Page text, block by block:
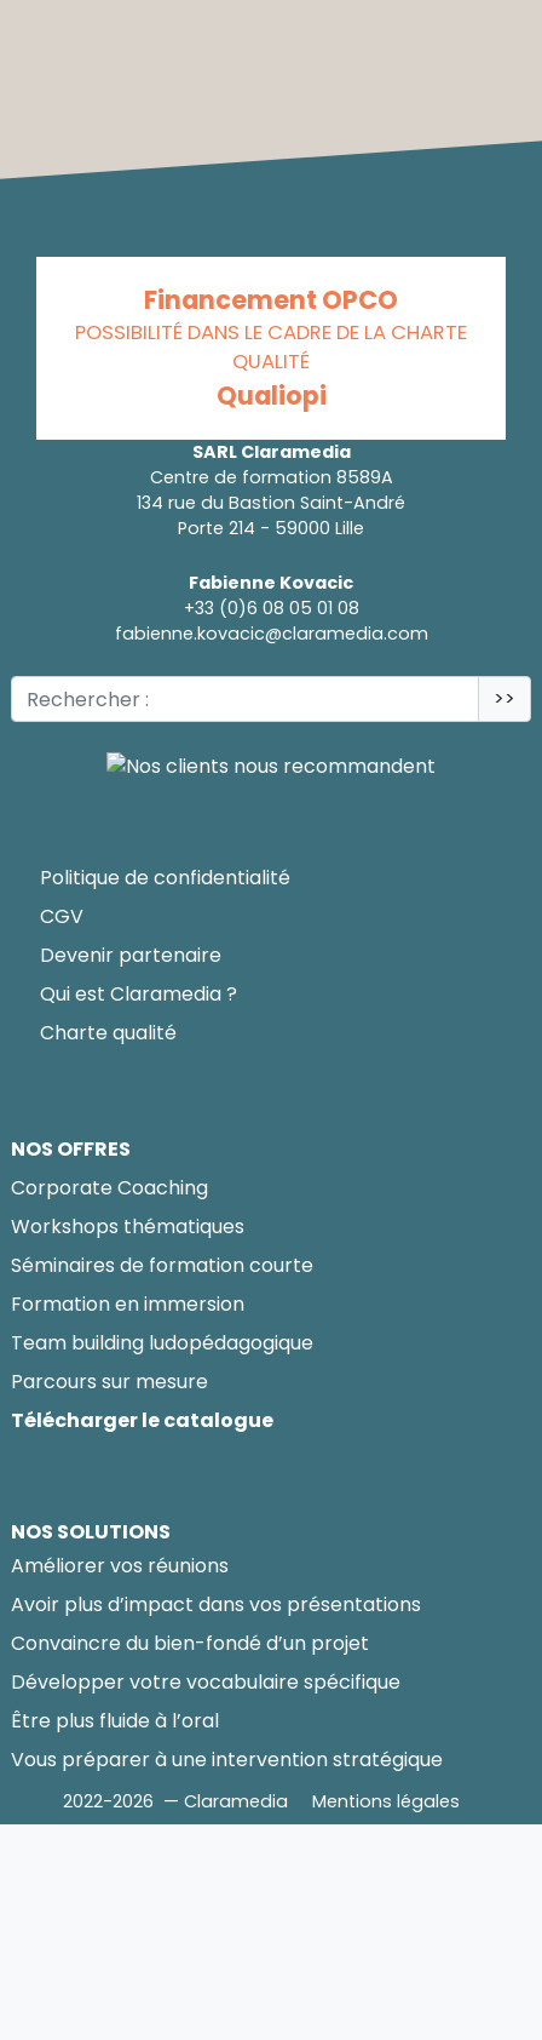
Financement OPCO
POSSIBILITÉ DANS LE CADRE DE LA CHARTE
QUALITÉ
Qualiopi
SARL Claramedia
Centre de formation 8589A
134 rue du Bastion Saint-André
Porte 214 - 59000 Lille
Fabienne Kovacic
+33 (0)6 08 05 01 08
fabienne.kovacic@claramedia.com
>>
Politique de confidentialité
CGV
Devenir partenaire
Qui est Claramedia ?
Charte qualité
NOS OFFRES
Corporate Coaching
Workshops thématiques
Séminaires de formation courte
Formation en immersion
Team building ludopédagogique
Parcours sur mesure
Télécharger le catalogue
NOS SOLUTIONS
Améliorer vos réunions
Avoir plus d’impact dans vos présentations
Convaincre du bien-fondé d’un projet
Développer votre vocabulaire spécifique
Être plus fluide à l’oral
Vous préparer à une intervention stratégique
2022-2026 — Claramedia Mentions légales